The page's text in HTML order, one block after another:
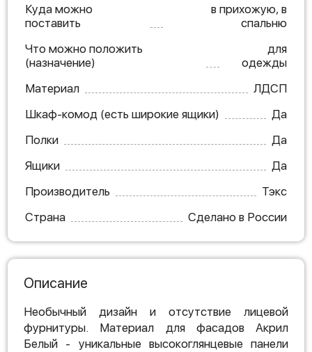
Куда можно
поставить
в прихожую, в
спальню
Что можно положить
(назначение)
для
одежды
Материал
ЛДСП
Шкаф-комод (есть широкие ящики)
Да
Полки
Да
Ящики
Да
Производитель
Тэкс
Страна
Сделано в России
Описание
Необычный дизайн и отсутствие лицевой
фурнитуры. Материал для фасадов Акрил
Белый - уникальные высокоглянцевые панели